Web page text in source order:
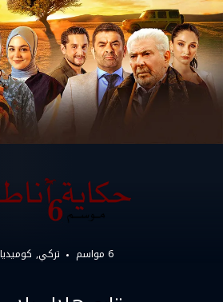
6 مواسم تركي كوميديا